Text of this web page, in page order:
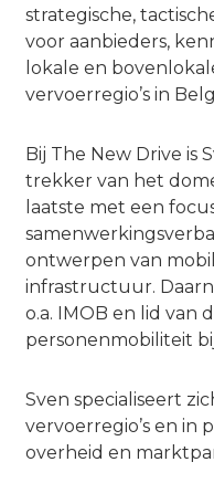
strategische,
voor aanbieders,
lokale en
vervoerregio’s in
Bij The New Drive is
trekker van het
laatste met een
ontwerpen van
infrastructuur.
o.a. IMOB en lid van
personenmobiliteit
Sven specialiseert
vervoerregio’s en in
overheid en